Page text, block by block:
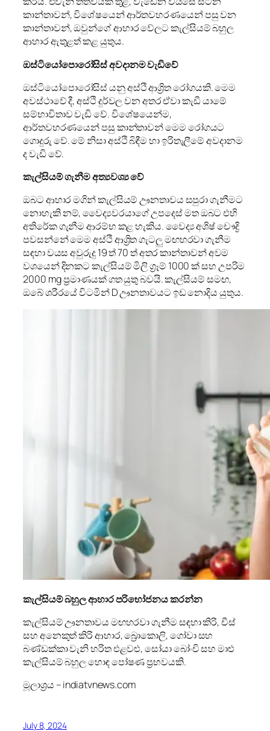
කාන්තාවන්, විශේෂයෙන් ආර්තවහරණයෙන් පසු වන
කාන්තාවන්, ඔවුන්ගේ ආහාර වේලට කැල්සියම් බහුල
ආහාර ඇතුළත් කළ යුතුය.
ඔස්ටියෝපොරෝසිස් අවදානම වැඩිවේ
ඔස්ටියෝපොරෝසිස් යනු අස්ථි ආශ්‍රිත රෝගයකි. මෙම
අවස්ථාවේ දී, අස්ථි දුර්වල වන අතර ඒවා කැඩී යාමේ
සම්භාවිතාව වැඩි වේ. විශේෂයෙන්ම,
ආර්තවහරණයෙන් පසු කාන්තාවන් මෙම රෝගයට
ගොදුරු වේ. මේ නිසා අස්ථි බිඳීම හා ඉරිතැලීමේ අවදානම
ද වැඩි වේ.
කැල්සියම් ගැනීම අත්‍යවශ්‍ය වේ
ඔබට ආහාර මගින් කැල්සියම් ඌනතාවය සපුරා ගැනීමට
නොහැකි නම්, වෛද්‍යවරයාගේ උපදෙස් මත ඔබට එහි
අතිරේක ගැනීම ආරම්භ කළ හැකිය. වෛද්‍ය අශිෂ් චෞද්‍රි
පවසන්නේ මෙම අස්ථි ආශ්‍රිත ගැටලු මඟහරවා ගැනීම
සඳහා වයස අවුරුදු 19 ත් 70 ත් අතර කාන්තාවන් අවම
වශයෙන් දිනකට කැල්සියම් මිලි ග්‍රෑම් 1000 ක් සහ උපරිම
2000 mg ප්‍රමාණයක් ගත යුතු බවයි. කැල්සියම් සමඟ,
ඔබේ ශරීරයේ විටමින් D ඌනතාවයට ඉඩ නොදිය යුතුය.
කැල්සියම් බහුල ආහාර පරිභෝජනය කරන්න
කැල්සියම් ඌනතාවය මඟහරවා ගැනීම සඳහා කිරි, චීස්
සහ අනෙකුත් කිරි ආහාර, බ්‍රොකොලි, ගෝවා සහ
බණ්ඩක්කා වැනි හරිත එළවළු, සෝයා බෝංචි සහ මාළු
කැල්සියම් බහුල හොඳ පෝෂණ ප්‍රභවයකි.
මූලාශ්‍රය – indiatvnews.com
July 8, 2024